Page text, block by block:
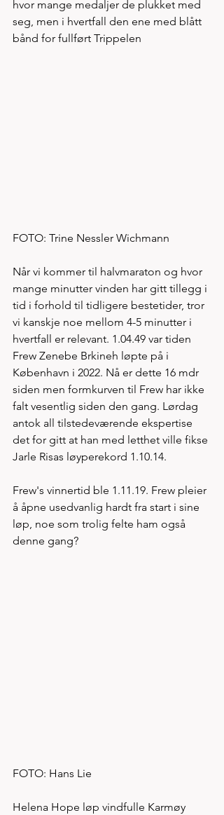
hvor mange medaljer de plukket med
seg, men i hvertfall den ene med blått
bånd for fullført Trippelen
FOTO: Trine Nessler Wichmann
Når vi kommer til halvmaraton og hvor
mange minutter vinden har gitt tillegg i
tid i forhold til tidligere bestetider, tror
vi kanskje noe mellom 4-5 minutter i
hvertfall er relevant. 1.04.49 var tiden
Frew Zenebe Brkineh løpte på i
København i 2022. Nå er dette 16 mdr
siden men formkurven til Frew har ikke
falt vesentlig siden den gang. Lørdag
antok all tilstedeværende ekspertise
det for gitt at han med letthet ville fikse
Jarle Risas løyperekord 1.10.14.
Frew's vinnertid ble 1.11.19. Frew pleier
å åpne usedvanlig hardt fra start i sine
løp, noe som trolig felte ham også
denne gang?
FOTO: Hans Lie
Helena Hope løp vindfulle Karmøy